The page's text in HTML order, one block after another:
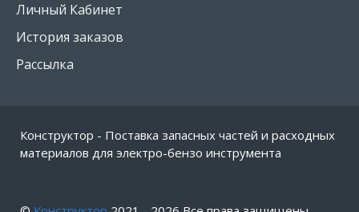
Личный Кабинет
История заказов
Рассылка
Конструктор - Поставка запасных частей и расходных
материалов для электро-бензо инструмента